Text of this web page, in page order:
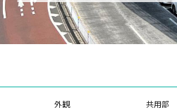
外観 共用部